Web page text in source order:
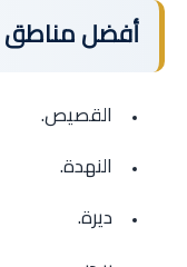
أفضل مناطق
القصيص.
النهدة.
ديرة.